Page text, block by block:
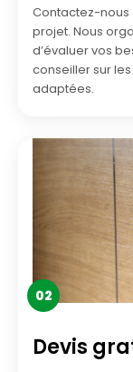
Contactez-nous
projet. Nous
d’évaluer vos
conseiller sur
adaptées.
02
Devis